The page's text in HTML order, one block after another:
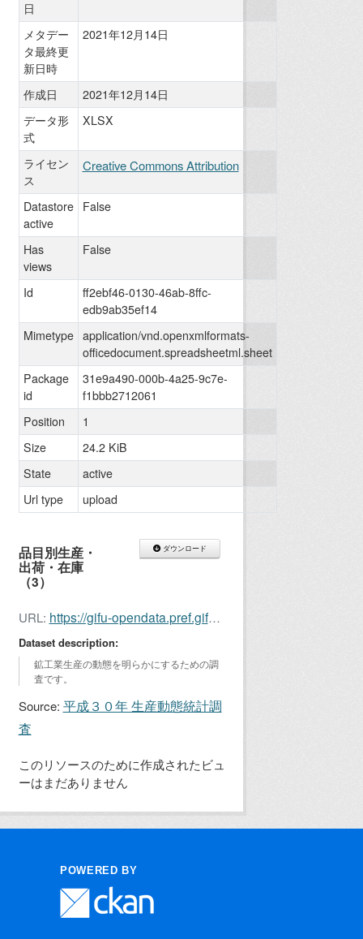
ダウンロード
品目別生産・
出荷・在庫
（3）
URL: https://gifu-opendata.pref.gifu.lg.jp/dataset/31e9a490-000b-4a25-9c7e-f1bbb2712061/resource/ff2ebf46-0130-46ab-8ffc-edb9ab35ef14/download/2018seidou3.xlsx
Dataset description:
鉱工業生産の動態を明らかにするための調
査です。
Source: 平成３０年 生産動態統計調
査
このリソースのために作成されたビュ
ーはまだありません
日
メタデー
タ最終更
新日時
2021年12月14日
作成日
2021年12月14日
データ形
式
XLSX
ライセン
ス
Creative Commons Attribution
Datastore
active
False
Has
views
False
Id
ff2ebf46-0130-46ab-8ffc-
edb9ab35ef14
Mimetype application/vnd.openxmlformats-
officedocument.spreadsheetml.sheet
Package
id
31e9a490-000b-4a25-9c7e-
f1bbb2712061
Position
1
Size
24.2 KiB
State
active
Url type
upload
POWERED BY